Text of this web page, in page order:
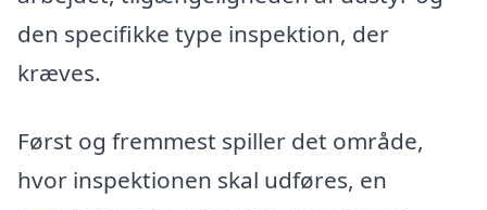
den specifikke type inspektion, der
kræves.
Først og fremmest spiller det område,
hvor inspektionen skal udføres, en